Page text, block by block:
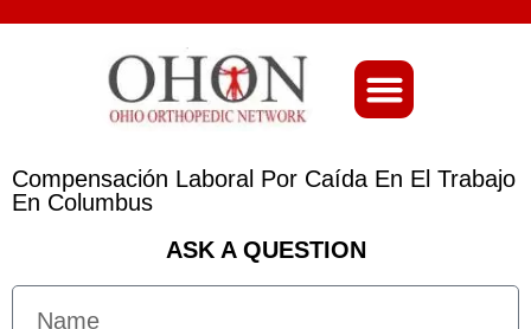
Compensación Laboral Por Caída En El Trabajo
En Columbus
ASK A QUESTION